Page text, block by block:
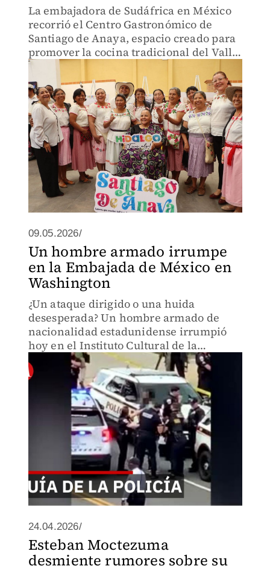
La embajadora de Sudáfrica en México
recorrió el Centro Gastronómico de
Santiago de Anaya, espacio creado para
promover la cocina tradicional del Valle
del Mezquital y fortalecer el turismo
cultural en Hidalgo.
09.05.2026/
Un hombre armado irrumpe
en la Embajada de México en
Washington
¿Un ataque dirigido o una huida
desesperada? Un hombre armado de
nacionalidad estadunidense irrumpió
hoy en el Instituto Cultural de la
Embajada de México en Washington
causando pánico masivo.
24.04.2026/
Esteban Moctezuma
desmiente rumores sobre su